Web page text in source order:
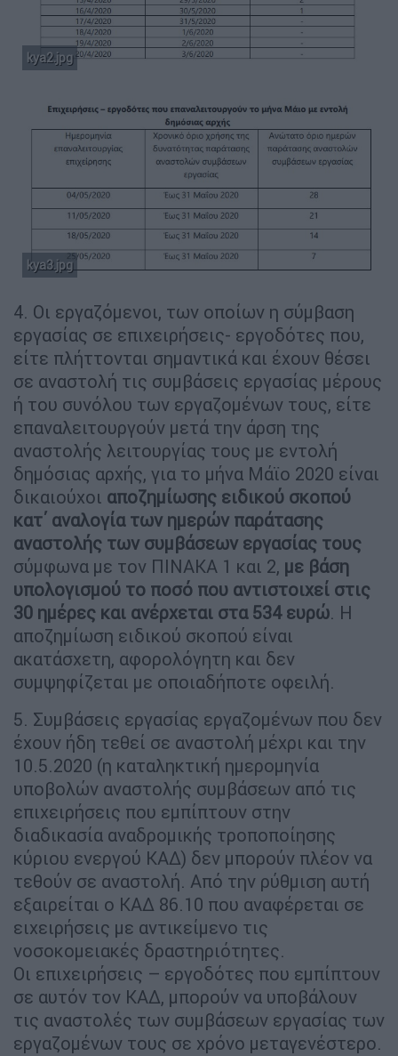
kya2.jpg
kya3.jpg
4. Οι εργαζόμενοι, των οποίων η σύμβαση
εργασίας σε επιχειρήσεις- εργοδότες που,
είτε πλήττονται σημαντικά και έχουν θέσει
σε αναστολή τις συμβάσεις εργασίας μέρους
ή του συνόλου των εργαζομένων τους, είτε
επαναλειτουργούν μετά την άρση της
αναστολής λειτουργίας τους με εντολή
δημόσιας αρχής, για το μήνα Μάϊο 2020 είναι
δικαιούχοι αποζημίωσης ειδικού σκοπού
κατ΄ αναλογία των ημερών παράτασης
αναστολής των συμβάσεων εργασίας τους
σύμφωνα με τον ΠΙΝΑΚΑ 1 και 2, με βάση
υπολογισμού το ποσό που αντιστοιχεί στις
30 ημέρες και ανέρχεται στα 534 ευρώ. Η
αποζημίωση ειδικού σκοπού είναι
ακατάσχετη, αφορολόγητη και δεν
συμψηφίζεται με οποιαδήποτε οφειλή.
5. Συμβάσεις εργασίας εργαζομένων που δεν
έχουν ήδη τεθεί σε αναστολή μέχρι και την
10.5.2020 (η καταληκτική ημερομηνία
υποβολών αναστολής συμβάσεων από τις
επιχειρήσεις που εμπίπτουν στην
διαδικασία αναδρομικής τροποποίησης
κύριου ενεργού ΚΑΔ) δεν μπορούν πλέον να
τεθούν σε αναστολή. Από την ρύθμιση αυτή
εξαιρείται ο ΚΑΔ 86.10 που αναφέρεται σε
ειχειρήσεις με αντικείμενο τις
νοσοκομειακές δραστηριότητες.
Οι επιχειρήσεις – εργοδότες που εμπίπτουν
σε αυτόν τον ΚΑΔ, μπορούν να υποβάλουν
τις αναστολές των συμβάσεων εργασίας των
εργαζομένων τους σε χρόνο μεταγενέστερο.